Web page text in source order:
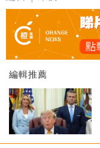
編輯推薦